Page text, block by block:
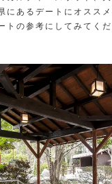
にあるデートにオスス
トの参考にしてみてくだ